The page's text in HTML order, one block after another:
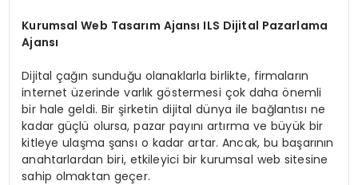
Kurumsal Web Tasarım Ajansı ILS Dijital Pazarlama
Ajansı
Dijital çağın sunduğu olanaklarla birlikte, firmaların
internet üzerinde varlık göstermesi çok daha önemli
bir hale geldi. Bir şirketin dijital dünya ile bağlantısı ne
kadar güçlü olursa, pazar payını artırma ve büyük bir
kitleye ulaşma şansı o kadar artar. Ancak, bu başarının
anahtarlardan biri, etkileyici bir kurumsal web sitesine
sahip olmaktan geçer.